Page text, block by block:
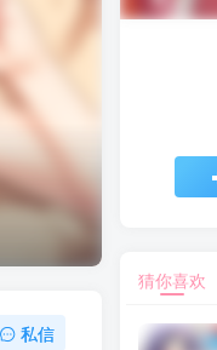
私信
猜你喜欢